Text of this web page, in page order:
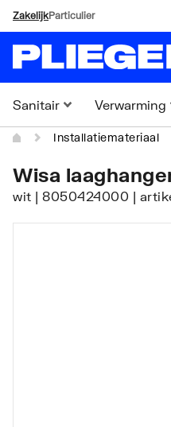
ZakelijkParticulier
Sanitair Verwarming
Installatiemateriaal
Wisa
wit | 8050424000 |